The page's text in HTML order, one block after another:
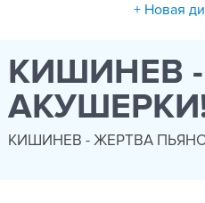
+ Новая
КИШИНЕВ
КИШИНЕВ - ЖЕРТВА